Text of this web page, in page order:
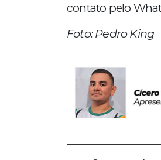
contato pelo
Foto: Pedro King